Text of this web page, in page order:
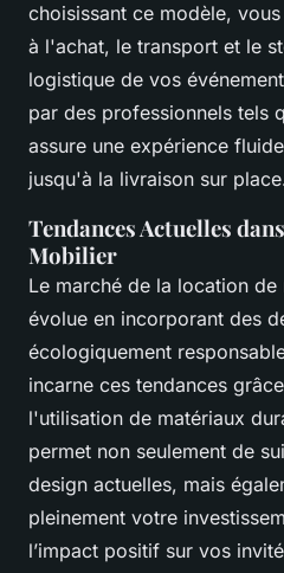
choisissant ce modèle,
à l'achat, le transport et le
logistique de vos
par des professionnels tels
assure une expérience
jusqu'à la livraison sur
Tendances Actuelles
Mobilier
Le marché de la location
évolue en incorporant des
écologiquement
incarne ces tendances
l'utilisation de matériaux
permet non seulement de
design actuelles, mais
pleinement votre
l’impact positif sur vos